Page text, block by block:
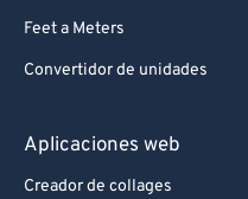
Feet a Meters
Convertidor de unidades
Aplicaciones web
Creador de collages